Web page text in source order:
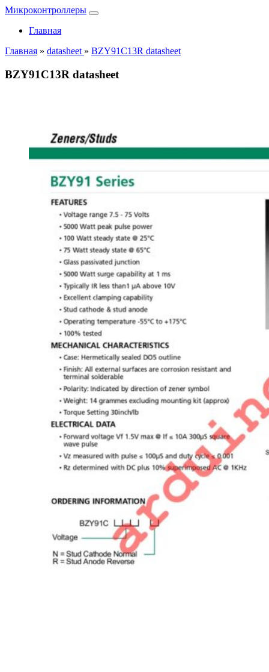
Микроконтроллеры
Главная
Главная » datasheet » BZY91C13R datasheet
BZY91C13R datasheet